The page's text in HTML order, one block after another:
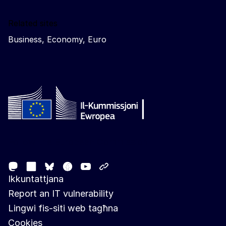
Related sites
Business, Economy, Euro
MastodonLinkedIn
Bluesky
Facebook
Youtube
Ikkuntattjana
Report an IT vulnerability
Lingwi fis-siti web tagħna
Cookies